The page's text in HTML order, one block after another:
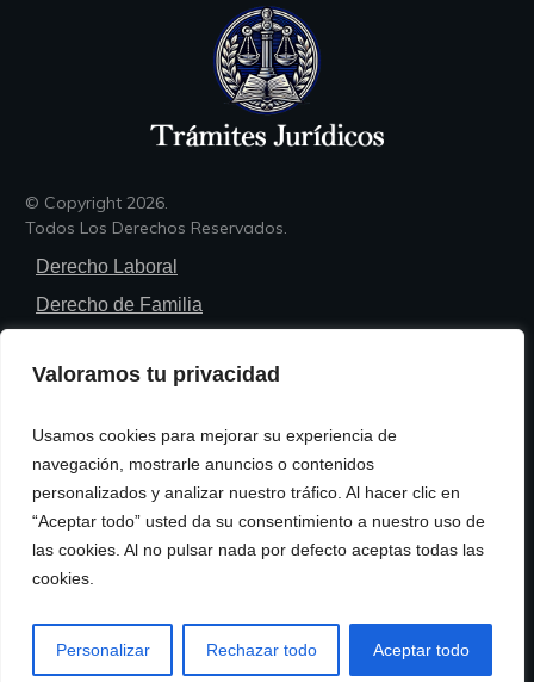
Valoramos tu privacidad
Usamos cookies para mejorar su experiencia de
navegación, mostrarle anuncios o contenidos
personalizados y analizar nuestro tráfico. Al hacer clic en
“Aceptar todo” usted da su consentimiento a nuestro uso de
las cookies. Al no pulsar nada por defecto aceptas todas las
cookies.
Personalizar Rechazar todo Aceptar todo
© Copyright 2026.
Todos Los Derechos Reservados.
Derecho Laboral
Derecho de Familia
Derecho Civil
Trámites Legales
Política de Privacidad
Política de Cookies
Términos y Condiciones de Uso